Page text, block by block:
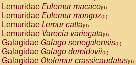
AtelidaeAlouatta caraya(0)
AtelidaeAlouatta fusca(0)
AtelidaeAlouatta seniculus
AtelidaeAlouattaspp.(0)
AtelidaeAteles belzebuth(0)
AtelidaeAteles geoffroyi(0)
AtelidaeAteles paniscus(0)
Lemuridae Eulemur macaco(0)
Lemuridae Eulemur mongoz(0)
Lemuridae Lemur catta(0)
Lemuridae Varecia variegata(0)
Galagidae Galago senegalensis(0)
Galagidae Galago demidovii(0)
Galagidae Otolemur crassicaudatus(0)